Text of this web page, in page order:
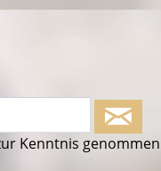
Kenntnis